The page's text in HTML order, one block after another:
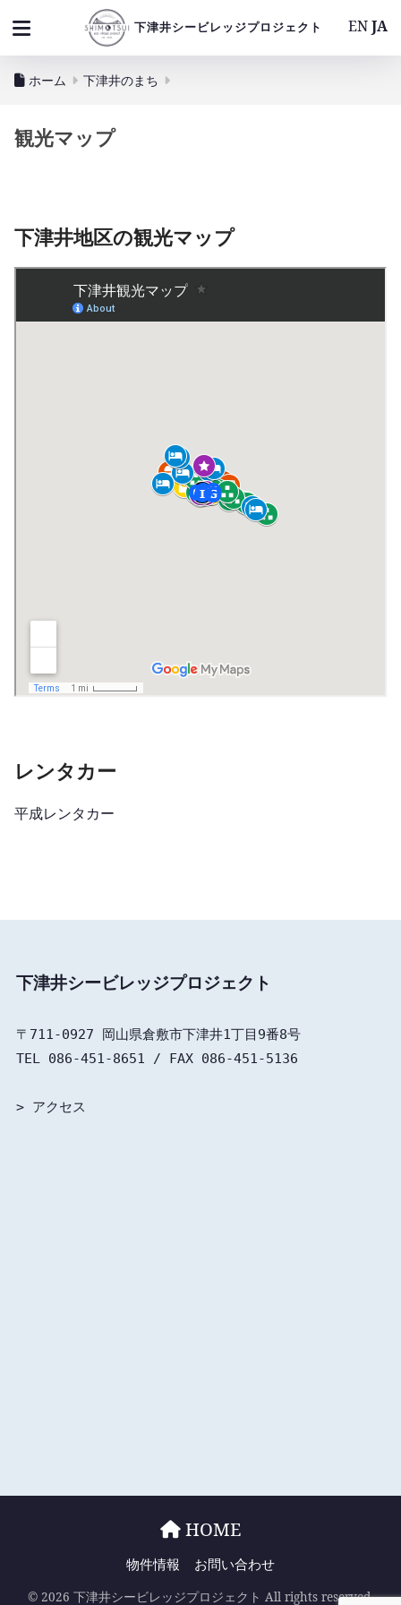
下津井シービレッジプロジェクト
ホーム 下津井のまち
観光マップ
下津井地区の観光マップ
レンタカー
平成レンタカー
下津井シービレッジプロジェクト
〒711-0927 岡山県倉敷市下津井1丁目9番8号
TEL 086-451-8651 / FAX 086-451-5136
> アクセス
HOME
物件情報 お問い合わせ
© 2026 下津井シービレッジプロジェクト All rights reserved.
ENJA